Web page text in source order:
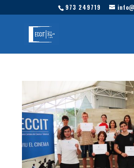
973 249719